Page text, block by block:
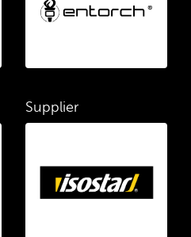
Supplier